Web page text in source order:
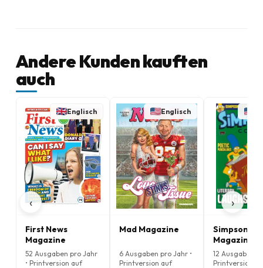
Andere Kunden kauften
auch
‹
Englisch
First News
Magazine
52 Ausgaben pro Jahr
• Printversion auf
Englisch
Mad Magazine
6 Ausgaben pro Jahr •
Printversion auf
Simpsons
Magazine
12 Ausgaben
Printversion
›